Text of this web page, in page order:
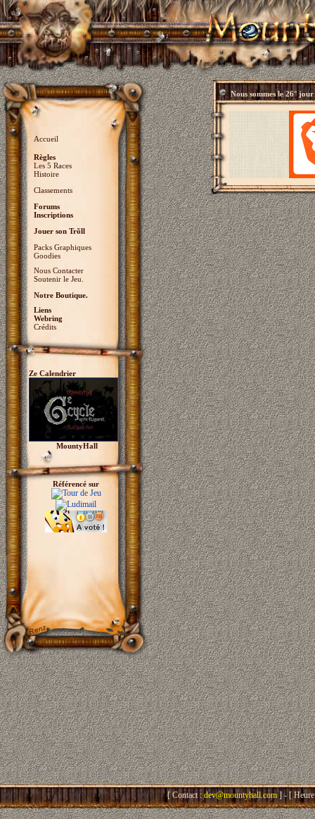
Accueil
Règles
Les 5 Races
Histoire
Classements
Forums
Inscriptions
Jouer son Trõll
Packs Graphiques
Goodies
Nous Contacter
Soutenir le Jeu.
Notre Boutique.
Liens
Webring
Crédits
Ze Calendrier
MountyHall
Référencé sur
Nous sommes le26° jour
[ Contact : dev@mountyhall.com] - [ Heure